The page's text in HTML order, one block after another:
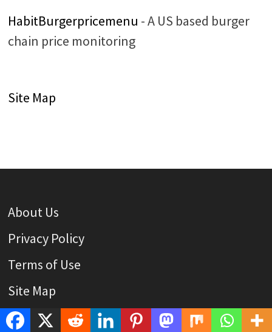
HabitBurgerpricemenu - A US based burger
chain price monitoring
Site Map
About Us
Privacy Policy
Terms of Use
Site Map